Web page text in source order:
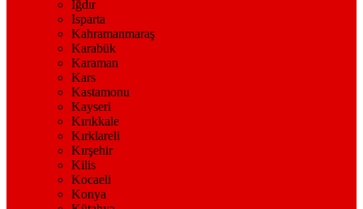
Iğdır
Isparta
Kahramanmaraş
Karabük
Karaman
Kars
Kastamonu
Kayseri
Kırıkkale
Kırklareli
Kırşehir
Kilis
Kocaeli
Konya